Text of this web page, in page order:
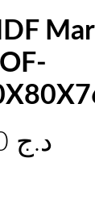
د.ج